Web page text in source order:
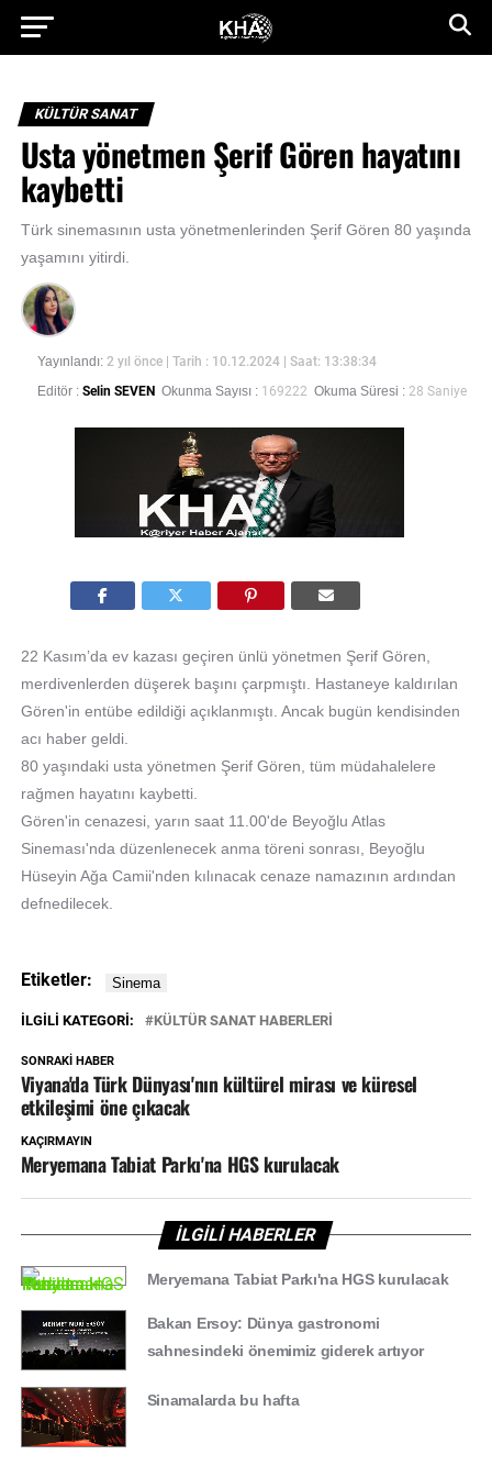
KÜLTÜR SANAT
Usta yönetmen Şerif Gören hayatını
kaybetti
Türk sinemasının usta yönetmenlerinden Şerif Gören 80 yaşında
yaşamını yitirdi.
Yayınlandı: 2 yıl önce
| Tarih : 10.12.2024 | Saat: 13:38:34
Editör : Selin SEVEN Okunma Sayısı : 169222 Okuma Süresi : 28 Saniye
22 Kasım’da ev kazası geçiren ünlü yönetmen Şerif Gören,
merdivenlerden düşerek başını çarpmıştı. Hastaneye kaldırılan
Gören'in entübe edildiği açıklanmıştı. Ancak bugün kendisinden
acı haber geldi.
80 yaşındaki usta yönetmen Şerif Gören, tüm müdahalelere
rağmen hayatını kaybetti.
Gören'in cenazesi, yarın saat 11.00'de Beyoğlu Atlas
Sineması'nda düzenlenecek anma töreni sonrası, Beyoğlu
Hüseyin Ağa Camii'nden kılınacak cenaze namazının ardından
defnedilecek.
Etiketler:
İLGILI KATEGORI: KÜLTÜR SANAT HABERLERİ
SONRAKI HABER
Viyana'da Türk Dünyası'nın kültürel mirası ve küresel
etkileşimi öne çıkacak
KAÇIRMAYIN
Meryemana Tabiat Parkı'na HGS kurulacak
İLGİLİ HABERLER
Meryemana Tabiat Parkı'na HGS kurulacak
Bakan Ersoy: Dünya gastronomi
sahnesindeki önemimiz giderek artıyor
Sinamalarda bu hafta